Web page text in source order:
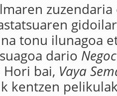
tonu ilunagoa
dario
Hori bai, Vaya
kentzen